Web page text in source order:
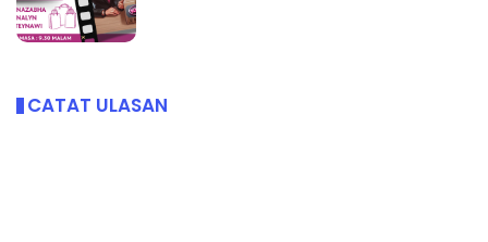
CATAT ULASAN